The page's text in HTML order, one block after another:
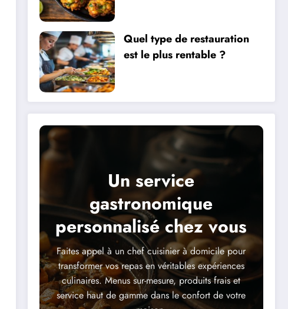
Quel type de restauration
est le plus rentable ?
Un service
gastronomique
personnalisé chez vous
Faites appel à un chef cuisinier à domicile pour
transformer vos repas en véritables expériences
culinaires. Menus sur-mesure, produits frais et
service haut de gamme dans le confort de votre